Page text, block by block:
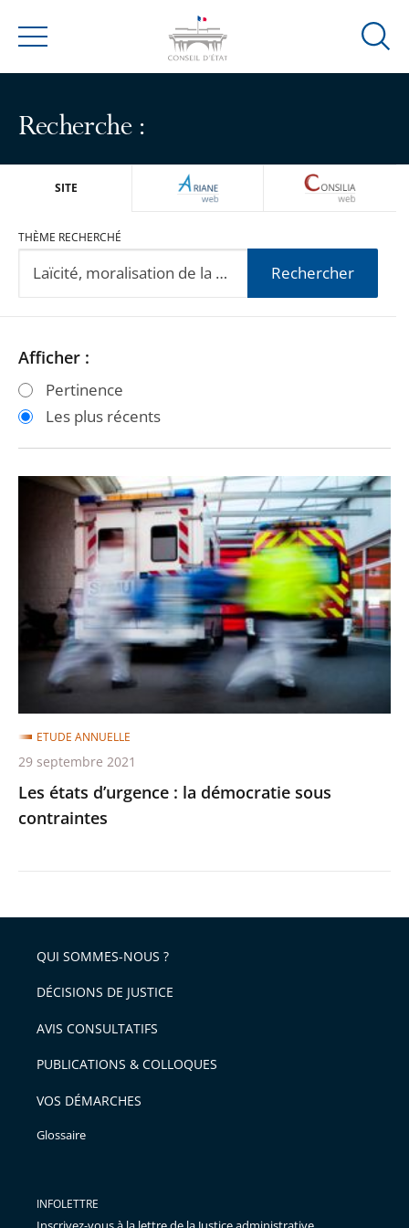
Menu
Ouvrir
Recherche :
SITE ARIANEWEB
THÈME RECHERCHÉ
Rechercher
Passer
les
filtres
après
Passer
les
filtres
avant
Afficher :
Pertinence
Les plus récents
d’urgence
démocratie
contraintes
Les états d’urgence : la démocratie sous
contraintes
ETUDE ANNUELLE
29 septembre 2021
QUI SOMMES-NOUS ?
DÉCISIONS DE JUSTICE
AVIS CONSULTATIFS
PUBLICATIONS & COLLOQUES
VOS DÉMARCHES
Glossaire
INFOLETTRE